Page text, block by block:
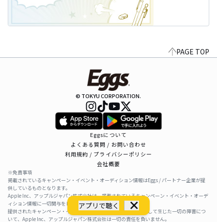
アプリで聴く
PAGE TOP
© TOKYU CORPORATION.
Eggsについて
よくある質問 / お問い合わせ
利用規約 / プライバシーポリシー
会社概要
※免責事項
掲載されているキャンペーン・イベント・オーディション情報はEggs / パートナー企業が提
供しているものとなります。
Apple Inc、アップルジャパン株式会社は、掲載されているキャンペーン・イベント・オーデ
ィション情報に一切関与をしておりません。
提供されたキャンペーン・イベント・オーディション情報を利用して生じた一切の障害につ
いて、Apple Inc、アップルジャパン株式会社は一切の責任を負いません。